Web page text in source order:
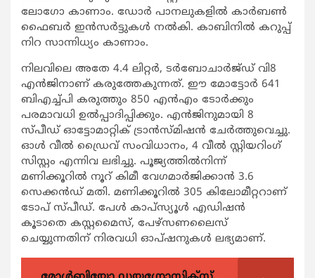
ലോഗോ കാണാം. ഡോര്‍ പാനലുകളില്‍ കാര്‍ബണ്‍
ഫൈബര്‍ ഇന്‍സര്‍ട്ടുകള്‍ നല്‍കി. കാബിനില്‍ കറുപ്പ്
നിറ സാന്നിധ്യം കാണാം.
നിലവിലെ അതേ 4.4 ലിറ്റര്‍, ടര്‍ബോചാര്‍ജ്ഡ് വി8
എന്‍ജിനാണ് കരുത്തേകുന്നത്. ഈ മോട്ടോര്‍ 641
ബിഎച്ച്പി കരുത്തും 850 എന്‍എം ടോര്‍ക്കും
പരമാവധി ഉല്‍പ്പാദിപ്പിക്കും. എന്‍ജിനുമായി 8
സ്പീഡ് ഓട്ടോമാറ്റിക് ട്രാന്‍സ്മിഷന്‍ ചേര്‍ത്തുവെച്ചു.
ഓള്‍ വീല്‍ ഡ്രൈവ് സംവിധാനം, 4 വീല്‍ സ്റ്റിയറിംഗ്
സിസ്റ്റം എന്നിവ ലഭിച്ചു. പൂജ്യത്തില്‍നിന്ന്
മണിക്കൂറില്‍ നൂറ് കിമീ വേഗമാര്‍ജിക്കാന്‍ 3.6
സെക്കന്‍ഡ് മതി. മണിക്കൂറില്‍ 305 കിലോമീറ്ററാണ്
ടോപ് സ്പീഡ്. പേള്‍ കാപ്‌സ്യൂള്‍ എഡിഷന്‍
കൂടാതെ കസ്റ്റമൈസ്, പേഴ്‌സണലൈസ്
ചെയ്യുന്നതിന് നിരവധി ഓപ്ഷനുകള്‍ ലഭ്യമാണ്.